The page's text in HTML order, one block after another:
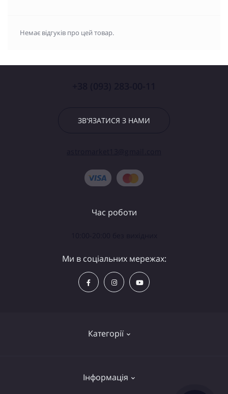
Немає відгуків про цей товар.
ЗВ'ЯЗАТИСЯ З НАМИ
Категорії
Інформація
Час роботи
Ми в соціальних мережах: